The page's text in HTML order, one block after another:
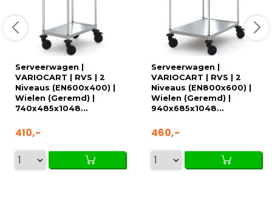
Serveerwagen |
VARIOCART | RVS | 2
Niveaus (EN600x400) |
Wielen (Geremd) |
740x485x1048...
410,-
Serveerwagen |
VARIOCART | RVS | 2
Niveaus (EN800x600) |
Wielen (Geremd) |
940x685x1048...
460,-